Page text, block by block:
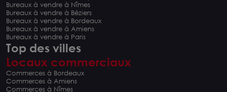
Bureaux à vendre à Nîmes
Bureaux à vendre à Béziers
Bureaux à vendre à Bordeaux
Bureaux à vendre à Amiens
Bureaux à vendre à Paris
Top des villes
Locaux commerciaux
Commerces à Bordeaux
Commerces à Amiens
Commerces à Nîmes